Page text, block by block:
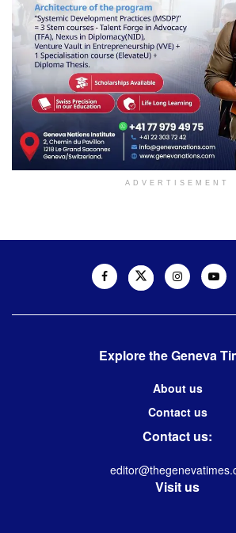
ADVERTISEMENT
Explore the Geneva
About us
Contact us
Contact us:
Visit us